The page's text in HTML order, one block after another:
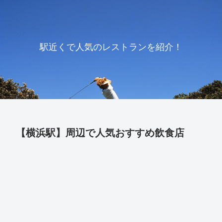
駅近くで人気のレストランを紹介！
【横浜駅】周辺で人気おすすめ飲食店